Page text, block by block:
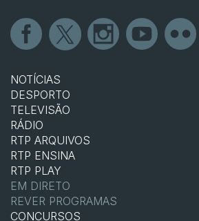
NOTÍCIAS
DESPORTO
TELEVISÃO
RÁDIO
RTP ARQUIVOS
RTP ENSINA
RTP PLAY
EM DIRETO
REVER PROGRAMAS
CONCURSOS